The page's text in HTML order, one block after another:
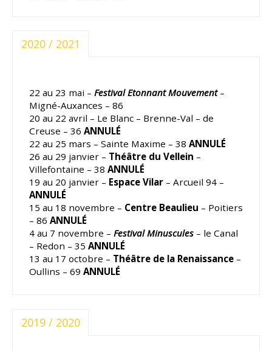
2020 / 2021
22 au 23 mai – Festival Etonnant Mouvement–
Migné-Auxances – 86
20 au 22 avril – Le Blanc – Brenne-Val – de
Creuse – 36 ANNULÉ
22 au 25 mars – Sainte Maxime – 38 ANNULÉ
26 au 29 janvier – Théâtre du Vellein –
Villefontaine – 38 ANNULÉ
19 au 20 janvier – Espace Vilar – Arcueil 94 –
ANNULÉ
15 au 18 novembre – Centre Beaulieu – Poitiers
– 86 ANNULÉ
4 au 7 novembre – Festival Minuscules – le Canal
– Redon – 35 ANNULÉ
13 au 17 octobre – Théâtre de la Renaissance –
Oullins – 69 ANNULÉ
2019 / 2020